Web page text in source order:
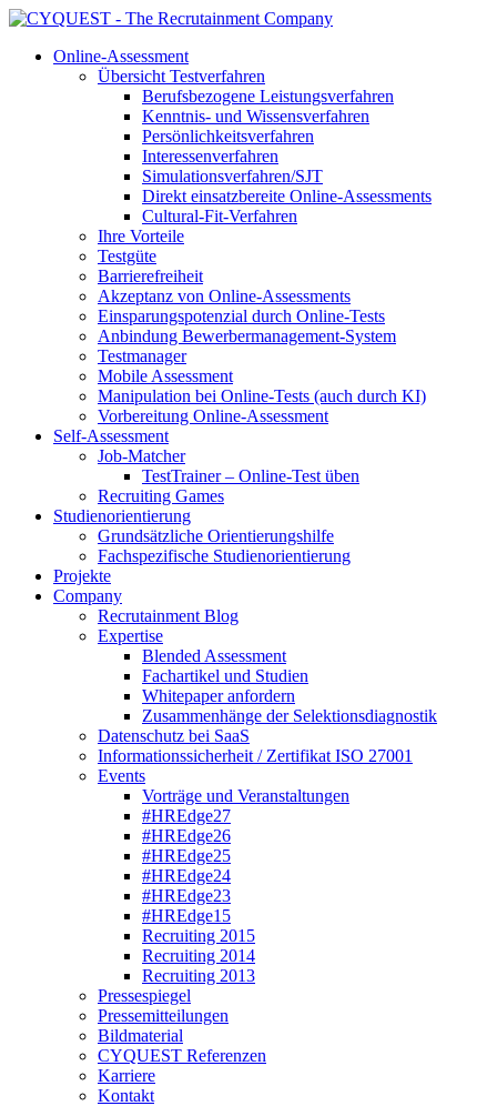
Online-Assessment
Übersicht Testverfahren
Berufsbezogene Leistungsverfahren
Kenntnis- und Wissensverfahren
Persönlichkeitsverfahren
Interessenverfahren
Simulationsverfahren/SJT
Direkt einsatzbereite Online-Assessments
Cultural-Fit-Verfahren
Ihre Vorteile
Testgüte
Barrierefreiheit
Akzeptanz von Online-Assessments
Einsparungspotenzial durch Online-Tests
Anbindung Bewerbermanagement-System
Testmanager
Mobile Assessment
Manipulation bei Online-Tests (auch durch KI)
Vorbereitung Online-Assessment
Self-Assessment
Job-Matcher
TestTrainer – Online-Test üben
Recruiting Games
Studienorientierung
Grundsätzliche Orientierungshilfe
Fachspezifische Studienorientierung
Projekte
Company
Recrutainment Blog
Expertise
Blended Assessment
Fachartikel und Studien
Whitepaper anfordern
Zusammenhänge der Selektionsdiagnostik
Datenschutz bei SaaS
Informationssicherheit / Zertifikat ISO 27001
Events
Vorträge und Veranstaltungen
#HREdge27
#HREdge26
#HREdge25
#HREdge24
#HREdge23
#HREdge15
Recruiting 2015
Recruiting 2014
Recruiting 2013
Pressespiegel
Pressemitteilungen
Bildmaterial
CYQUEST Referenzen
Karriere
Kontakt